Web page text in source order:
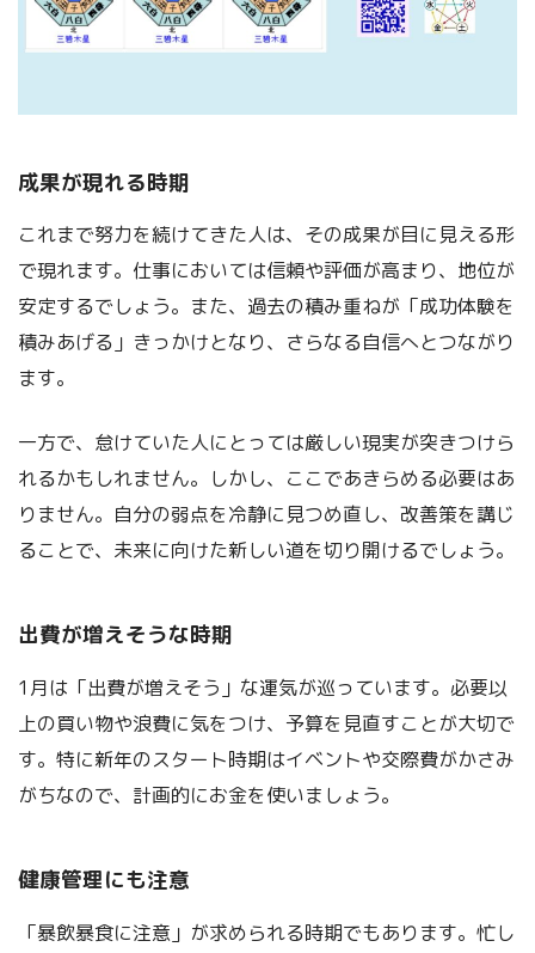
成果が現れる時期
これまで努力を続けてきた人は、その成果が目に見える形
で現れます。仕事においては信頼や評価が高まり、地位が
安定するでしょう。また、過去の積み重ねが「成功体験を
積みあげる」きっかけとなり、さらなる自信へとつながり
ます。
一方で、怠けていた人にとっては厳しい現実が突きつけら
れるかもしれません。しかし、ここであきらめる必要はあ
りません。自分の弱点を冷静に見つめ直し、改善策を講じ
ることで、未来に向けた新しい道を切り開けるでしょう。
出費が増えそうな時期
1月は「出費が増えそう」な運気が巡っています。必要以
上の買い物や浪費に気をつけ、予算を見直すことが大切で
す。特に新年のスタート時期はイベントや交際費がかさみ
がちなので、計画的にお金を使いましょう。
健康管理にも注意
「暴飲暴食に注意」が求められる時期でもあります。忙し